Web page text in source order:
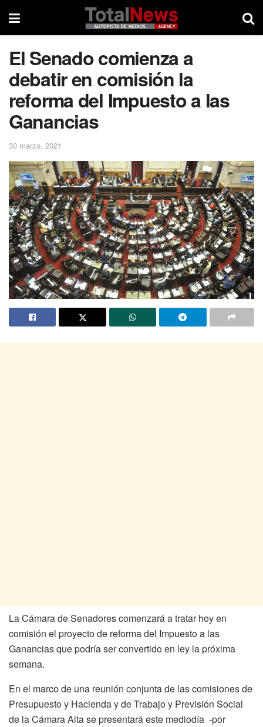
El Senado comienza a
debatir en comisión la
reforma del Impuesto a las
Ganancias
30 marzo, 2021
La Cámara de Senadores comenzará a tratar hoy en
comisión el proyecto de reforma del Impuesto a las
Ganancias que podría ser convertido en ley la próxima
semana.
En el marco de una reunión conjunta de las comisiones de
Presupuesto y Hacienda y de Trabajo y Previsión Social
de la Cámara Alta se presentará este mediodía -por